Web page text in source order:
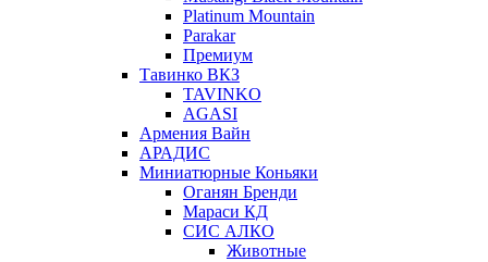
Platinum Mountain
Parakar
Премиум
Тавинко ВКЗ
TAVINKO
AGASI
Армения Вайн
АРАДИС
Миниатюрные Коньяки
Оганян Бренди
Мараси КД
СИС АЛКО
Животные